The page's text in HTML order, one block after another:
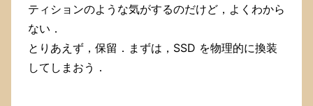
ティションのような気がするのだけど，よくわから
ない．
とりあえず，保留．まずは，SSD を物理的に換装
してしまおう．